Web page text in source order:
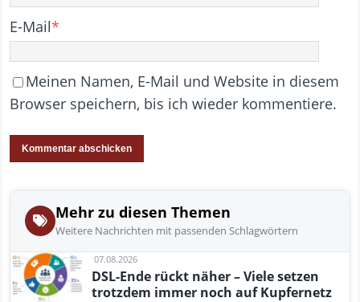
E-Mail*
Meinen Namen, E-Mail und Website in diesem
Browser speichern, bis ich wieder kommentiere.
Mehr zu diesen Themen
Weitere Nachrichten mit passenden Schlagwörtern
07.08.2026
DSL-Ende rückt näher – Viele setzen
trotzdem immer noch auf Kupfernetz